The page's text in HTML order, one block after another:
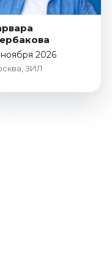
ноября 2026
ЗИЛ